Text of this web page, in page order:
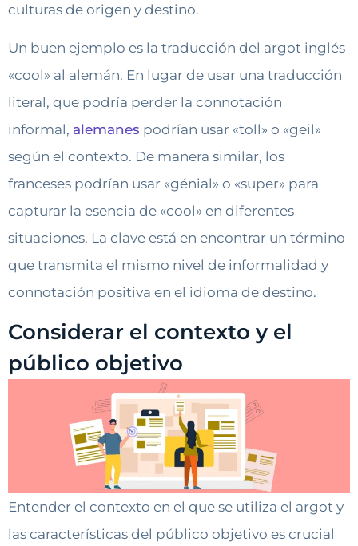
culturas de origen y destino.
Un buen ejemplo es la traducción del argot inglés
«cool» al alemán. En lugar de usar una traducción
literal, que podría perder la connotación
informal, alemanes podrían usar «toll» o «geil»
según el contexto. De manera similar, los
franceses podrían usar «génial» o «super» para
capturar la esencia de «cool» en diferentes
situaciones. La clave está en encontrar un término
que transmita el mismo nivel de informalidad y
connotación positiva en el idioma de destino.
Considerar el contexto y el
público objetivo
Entender el contexto en el que se utiliza el argot y
las características del público objetivo es crucial